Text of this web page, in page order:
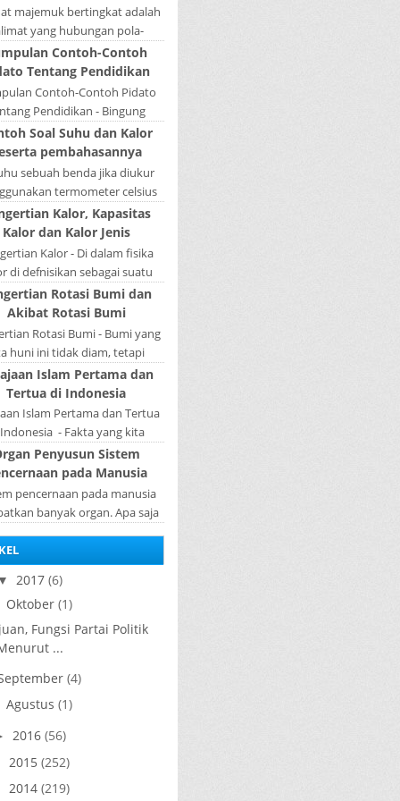
majemuk bertingkat adalah
yang hubungan pola-
tidak sederajat. Salah satu
menduduki sebagai induk
kalimat, se...
Contoh-Contoh
Tentang Pendidikan
Contoh-Contoh Pidato
Pendidikan - Bingung
tugas bikin pidato sekolah?
sedang nyari kumpulan
contoh-contoh ...
Soal Suhu dan Kalor
pembahasannya
sebuah benda jika diukur
termometer celsius
bernilai 45. Berapa nilai yang
oleh termometer
Reamur, ...
Kalor, Kapasitas
Kalor dan Kalor Jenis
Kalor - Di dalam fisika
di defnisikan sebagai suatu
energi yang dapat berpindah
mengalir dari benda yang ...
Rotasi Bumi dan
Akibat Rotasi Bumi
Rotasi Bumi - Bumi yang
huni ini tidak diam, tetapi
pada porosnya yang
rotasi bumi. Waktu yang
diperlukan...
Islam Pertama dan
Tertua di Indonesia
Islam Pertama dan Tertua
- Fakta yang kita
selama ini bahwa kerajaan
Pasai merupakan
kerajaan ...
Penyusun Sistem
pada Manusia
pencernaan pada manusia
banyak organ. Apa saja
manusia ? Organ penyusun
sistem p...
▼ 2017 (6)
Oktober (1)
Fungsi Partai Politik
...
(4)
Agustus (1)
2016 (56)
2015 (252)
2014 (219)